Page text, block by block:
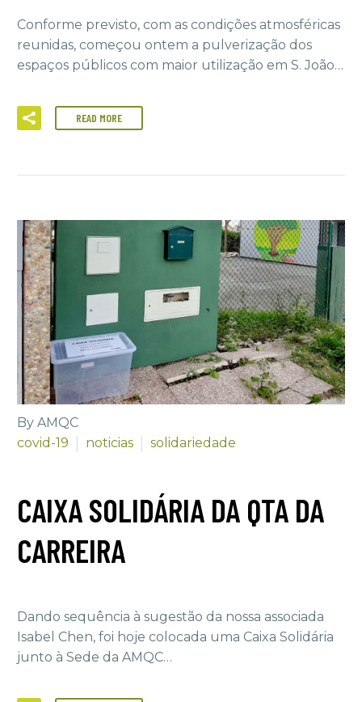
Conforme previsto, com as condições atmosféricas
reunidas, começou ontem a pulverização dos
espaços públicos com maior utilização em S. João…
READ MORE
By AMQC
covid-19
noticias solidariedade
CAIXA SOLIDÁRIA DA QTA DA
CARREIRA
Dando sequência à sugestão da nossa associada
Isabel Chen, foi hoje colocada uma Caixa Solidária
junto à Sede da AMQC…